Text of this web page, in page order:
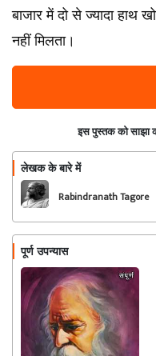
बाजार में दो से ज्यादा हाथ
नहीं मिलता।
इस पुस्तक को साझा
लेखक के बारे में
Rabindranath Tagore
पूर्ण उपन्यास